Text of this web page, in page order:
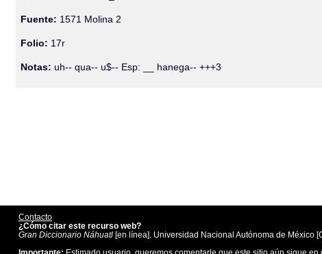
Fuente: 1571 Molina 2
Folio: 17r
Notas: uh-- qua-- u$-- Esp: __ hanega-- +++3
Contacto
¿Cómo citar este recurso web?
Gran Diccionario Náhuatl[en línea]. Universidad Nacional Autónoma de México